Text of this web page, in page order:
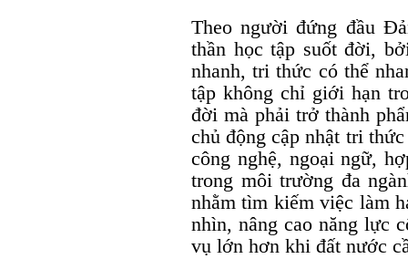
Theo người đứng đầu
thần học tập suốt đời,
nhanh, tri thức có thể
tập không chỉ giới hạn
đời mà phải trở thành
chủ động cập nhật tri
công nghệ, ngoại ngữ,
trong môi trường đa
nhằm tìm kiếm việc làm
nhìn, nâng cao năng lực
vụ lớn hơn khi đất nước